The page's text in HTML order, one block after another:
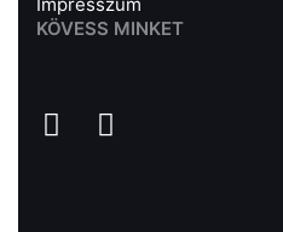
Impresszum
KÖVESS MINKET